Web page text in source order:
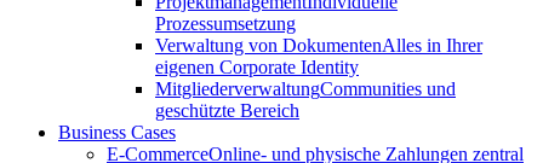
Prozessumsetzung
Verwaltung von DokumentenAlles in Ihrer
eigenen Corporate Identity
MitgliederverwaltungCommunities und
geschützte Bereich
Business Cases
E-CommerceOnline- und physische Zahlungen zentral